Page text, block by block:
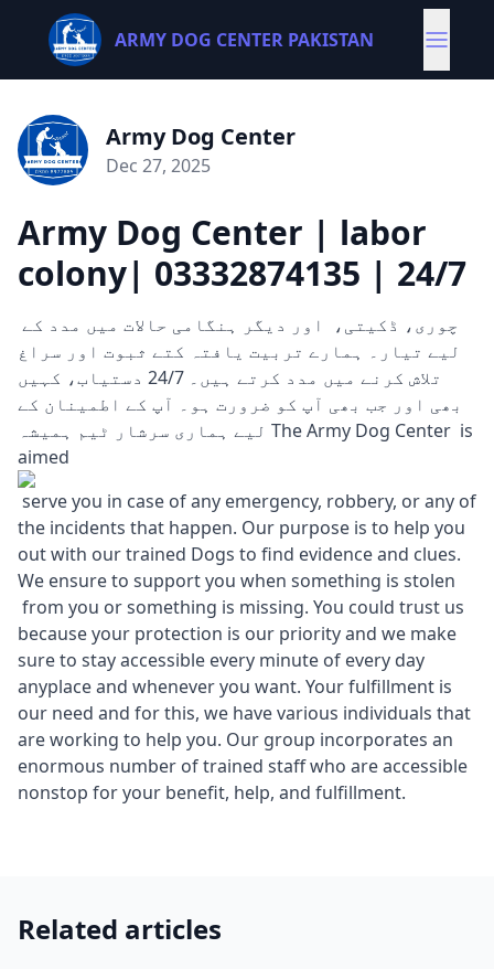
ARMY DOG CENTER PAKISTAN
Army Dog Center
Dec 27, 2025
Army Dog Center | labor
colony| 03332874135 | 24/7
لیے تیار۔ ہمارے تربیت یافتہ کتے ثبوت اور سراغ
تلاش کرنے میں مدد کرتے ہیں۔ 24/7 دستیاب، کہیں
بھی اور جب بھی آپ کو ضرورت ہو۔ آپ کے اطمینان کے
لیے ہماری سرشار ٹیم ہمیشہ The Army Dog Center is
aimed
serve you in case of any emergency, robbery, or any of
the incidents that happen. Our purpose is to help you
out with our trained Dogs to find evidence and clues.
We ensure to support you when something is stolen
from you or something is missing. You could trust us
because your protection is our priority and we make
sure to stay accessible every minute of every day
anyplace and whenever you want. Your fulfillment is
our need and for this, we have various individuals that
are working to help you. Our group incorporates an
enormous number of trained staff who are accessible
nonstop for your benefit, help, and fulfillment.
Related articles